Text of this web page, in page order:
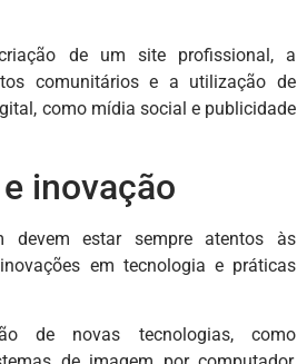
de um site profissional, a
comunitários e a utilização de
como mídia social e publicidade
inovação
devem estar sempre atentos às
em tecnologia e práticas
de novas tecnologias, como